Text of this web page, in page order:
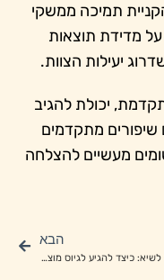
תמיכה ממשקי
מדידת תוצאות
יעילות הצוות.
יכולת להגיב
שיפורים מתקדמים
מעשיים להצלחה
הבא
התפרצות לשיא: כיצד להגיע לגיוס מוצלח באמצעות חברת כוח אדם